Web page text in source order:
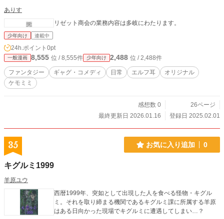
ありす
リゼット商会の業務内容は多岐にわたります。
少年向け 連載中
24h.ポイント 0pt
一般漫画 8,555 位 / 8,555件 少年向け 2,488 位 / 2,488件
ファンタジー ギャグ・コメディ 日常 エルフ耳
オリジナル
ケモミミ
感想数 0
26ページ
最終更新日 2026.01.16
登録日 2025.02.01
35 お気に入り追加 0
キグルミ1999
羊原ユウ
西暦1999年、突如として出現した人を食べる怪物・キグル
ミ。それを取り締まる機関であるキグルミ課に所属する羊原
はある日向かった現場でキグルミに遭遇してしまい…？